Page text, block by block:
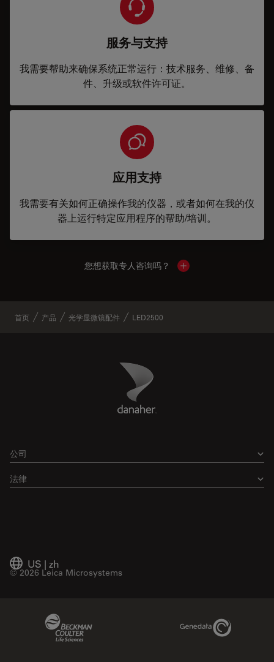
服务与支持
我需要帮助来确保系统正常运行：技术服务、维修、备
件、升级或软件许可证。
应用支持
我需要有关如何正确操作我的仪器，或者如何在我的仪
器上运行特定应用程序的帮助/培训。
您想获取专人咨询吗？ Show local contacts
首页 产品 光学显微镜配件 LED2500
Danaher Logo
公司
法律
US | zh
© 2026 Leica Microsystems
Genedata Link